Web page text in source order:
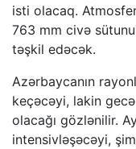
isti olacaq.
763 mm civə
təşkil edəcək.
Azərbaycanın
keçəcəyi, lakin
olacağı gözlənilir.
intensivləşəcəyi,